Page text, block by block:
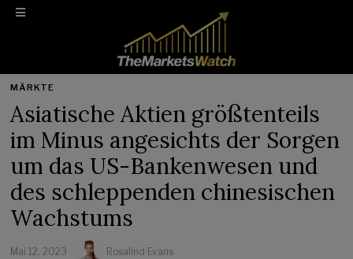
MÄRKTE
Asiatische Aktien größtenteils
im Minus angesichts der Sorgen
um das US-Bankenwesen und
des schleppenden chinesischen
Wachstums
Mai 12, 2023 Rosalind Evans